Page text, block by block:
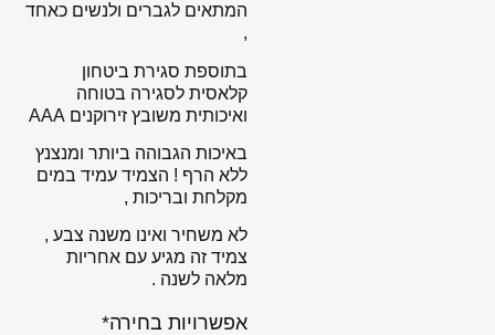
המתאים לגברים ולנשים כאחד
,
בתוספת סגירת ביטחון
קלאסית לסגירה בטוחה
ואיכותית משובץ זירוקנים AAA
באיכות הגבוהה ביותר ומנצנץ
ללא הרף ! הצמיד עמיד במים
מקלחת ובריכות ,
לא משחיר ואינו משנה צבע ,
צמיד זה מגיע עם אחריות
מלאה לשנה .
אפשרויות בחירה*